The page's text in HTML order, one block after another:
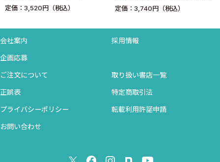
12 腎生検すべき症例は？ 腎生検する際に鑑別疾患はどうやって
考えている？ ★★
13 腎生検すべきだが高リスクのため腎生検困難な症例では治療方
針はどうやって決めますか？ ★★★
して腎病理光顕所見が軽かった場合，どう考えればいいです
か？ 👉免疫膠原病内科医
コラム4 微小変化型ネフローゼ症候群と巣状分節性糸球体硬化
定価：3,520円（税込） 定価：3,740円（税込）
会社案内 採用情報
企画応募
ご注文について 取り扱い書店一覧
正誤表 特定商取引法
プライバシーポリシー 転載利用許諾申請
お問い合わせ